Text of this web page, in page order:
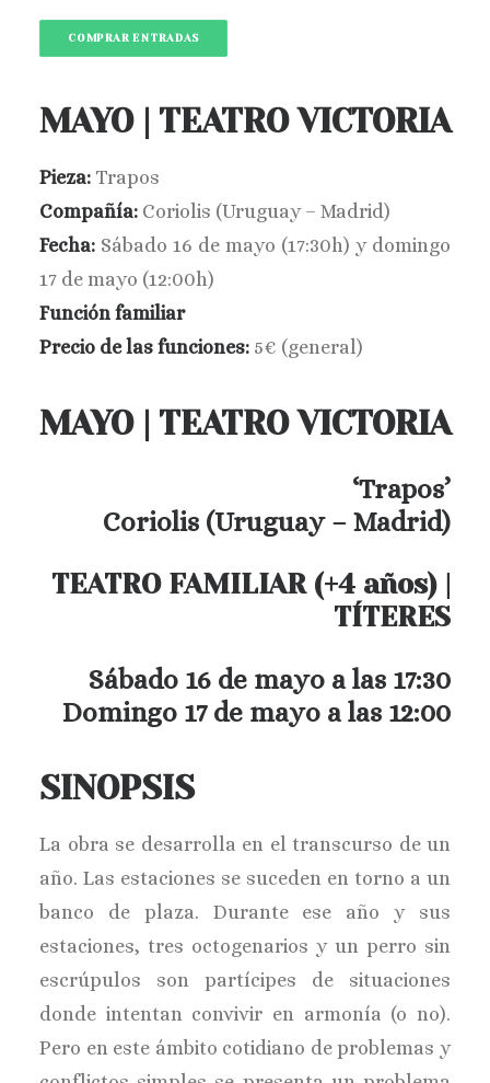
COMPRAR ENTRADAS
MAYO | TEATRO VICTORIA
Pieza: Trapos
Compañía: Coriolis (Uruguay – Madrid)
Fecha: Sábado 16 de mayo (17:30h) y domingo
17 de mayo (12:00h)
Función familiar
Precio de las funciones: 5€ (general)
MAYO | TEATRO VICTORIA
‘Trapos’
Coriolis (Uruguay – Madrid)
TEATRO FAMILIAR (+4 años) |
TÍTERES
Sábado 16 de mayo a las 17:30
Domingo 17 de mayo a las 12:00
SINOPSIS
La obra se desarrolla en el transcurso de un
año. Las estaciones se suceden en torno a un
banco de plaza. Durante ese año y sus
estaciones, tres octogenarios y un perro sin
escrúpulos son partícipes de situaciones
donde intentan convivir en armonía (o no).
Pero en este ámbito cotidiano de problemas y